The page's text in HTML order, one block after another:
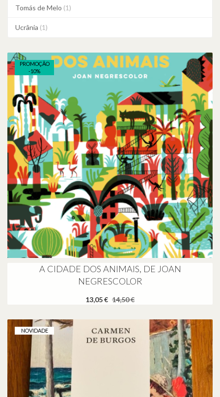
Tomás de Melo (1)
Ucrânia (1)
PROMOÇÃO
-10%
A CIDADE DOS ANIMAIS, DE JOAN
NEGRESCOLOR
13,05 € 14,50 €
NOVIDADE